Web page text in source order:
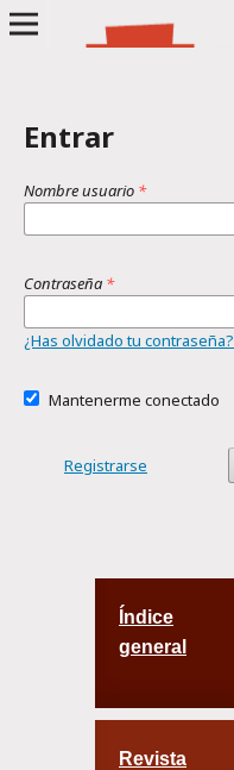
Entrar
Nombre usuario *
Contraseña *
¿Has olvidado tu contraseña?
Mantenerme conectado
Registrarse
Índice
general
Revista